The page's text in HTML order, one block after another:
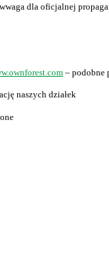
dla oficjalnej
– podobne
naszych działek